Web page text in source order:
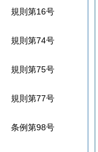
規則第16号
規則第74号
規則第75号
規則第77号
条例第98号